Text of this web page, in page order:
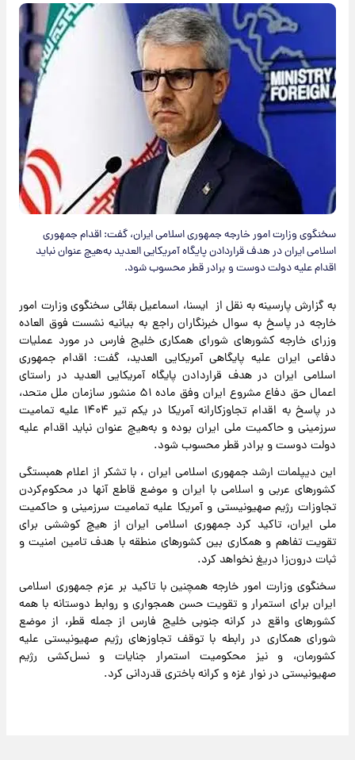
سخنگوی وزارت امور خارجه جمهوری اسلامی ایران، گفت: اقدام جمهوری
اسلامی ایران در هدف قراردادن پایگاه آمریکایی العدید به‌هیچ عنوان نباید
اقدام علیه دولت دوست و برادر قطر محسوب شود.
به گزارش پارسینه به نقل از ایسنا، اسماعیل بقائی سخنگوی وزارت امور
خارجه در پاسخ به سوال خبرنگاران راجع به بیانیه نشست فوق العاده
وزرای خارجه کشورهای شورای همکاری خلیج فارس در مورد عملیات
دفاعی ایران علیه پایگاهی آمریکایی العدید، گفت: اقدام جمهوری
اسلامی ایران در هدف قراردادن پایگاه آمریکایی العدید در راستای
اعمال حق دفاع مشروع ایران وفق ماده ۵۱ منشور سازمان ملل متحد،
در پاسخ به اقدام تجاوزکارانه آمریکا در یکم تیر ۱۴۰۴ علیه تمامیت
سرزمینی و حاکمیت ملی ایران بوده و به‌هیچ عنوان نباید اقدام علیه
دولت دوست و برادر قطر محسوب شود.
این دیپلمات ارشد جمهوری اسلامی ایران ، با تشکر از اعلام همبستگی
کشورهای عربی و اسلامی با ایران و موضع قاطع آنها در محکوم‌کردن
تجاوزات رژیم صهیونیستی و آمریکا علیه تمامیت سرزمینی و حاکمیت
ملی ایران، تاکید کرد جمهوری اسلامی ایران از هیچ کوششی برای
تقویت تفاهم و همکاری بین کشورهای منطقه با هدف تامین امنیت و
ثبات درون‌زا دریغ نخواهد کرد.
سخنگوی وزارت امور خارجه همچنین با تاکید بر عزم جمهوری اسلامی
ایران برای استمرار و تقویت حسن همجواری و روابط دوستانه با همه
کشورهای واقع در کرانه جنوبی خلیج فارس از جمله قطر، از موضع
شورای همکاری در رابطه با توقف تجاوزهای رژیم صهیونیستی علیه
کشورمان، و نیز محکومیت استمرار جنایات و نسل‌‎کشی رژیم
صهیونیستی در نوار غزه و کرانه باختری قدردانی کرد.